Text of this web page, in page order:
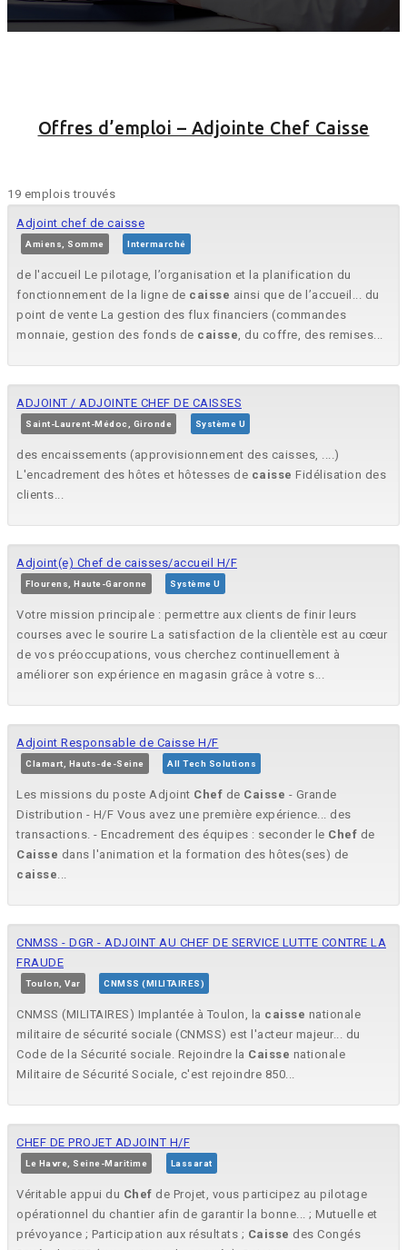
Offres d’emploi – Adjointe Chef Caisse
19 emplois trouvés
Adjoint chef de caisse
Amiens, Somme Intermarché
de l'accueil Le pilotage, l’organisation et la planification du
fonctionnement de la ligne de caisse ainsi que de l’accueil... du
point de vente La gestion des flux financiers (commandes
monnaie, gestion des fonds de caisse, du coffre, des remises...
ADJOINT / ADJOINTE CHEF DE CAISSES
Saint-Laurent-Médoc, Gironde Système U
des encaissements (approvisionnement des caisses, ....)
L'encadrement des hôtes et hôtesses de caisse Fidélisation des
clients...
Adjoint(e) Chef de caisses/accueil H/F
Flourens, Haute-Garonne Système U
Votre mission principale : permettre aux clients de finir leurs
courses avec le sourire La satisfaction de la clientèle est au cœur
de vos préoccupations, vous cherchez continuellement à
améliorer son expérience en magasin grâce à votre s...
Adjoint Responsable de Caisse H/F
Clamart, Hauts-de-Seine All Tech Solutions
Les missions du poste Adjoint Chef de Caisse - Grande
Distribution - H/F Vous avez une première expérience... des
transactions. - Encadrement des équipes : seconder le Chef de
Caisse dans l'animation et la formation des hôtes(ses) de
caisse...
CNMSS - DGR - ADJOINT AU CHEF DE SERVICE LUTTE CONTRE LA
FRAUDE
Toulon, Var CNMSS (MILITAIRES)
CNMSS (MILITAIRES) Implantée à Toulon, la caisse nationale
militaire de sécurité sociale (CNMSS) est l'acteur majeur... du
Code de la Sécurité sociale. Rejoindre la Caisse nationale
Militaire de Sécurité Sociale, c'est rejoindre 850...
CHEF DE PROJET ADJOINT H/F
Le Havre, Seine-Maritime Lassarat
Véritable appui du Chef de Projet, vous participez au pilotage
opérationnel du chantier afin de garantir la bonne... ; Mutuelle et
prévoyance ; Participation aux résultats ; Caisse des Congés